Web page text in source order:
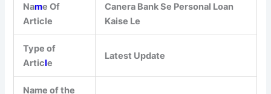
Name Of
Article
Canera Bank Se Personal Loan
Kaise Le
Type of
Article
Latest Update
Name of the